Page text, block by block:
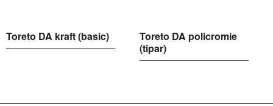
Toreto DA kraft (basic)
Toreto DA policromie
(tipar)